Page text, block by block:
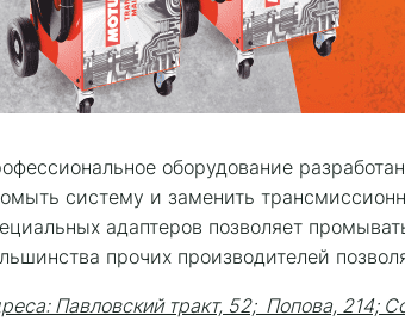
оборудование
систему и заменить
адаптеров позволяет
прочих производителей
Павловский тракт, 52; Попова, 214;